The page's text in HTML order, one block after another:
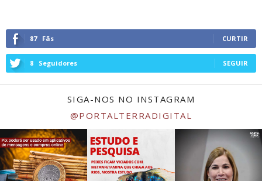
87 Fãs CURTIR
8 Seguidores SEGUIR
SIGA-NOS NO INSTAGRAM
@PORTALTERRADIGITAL